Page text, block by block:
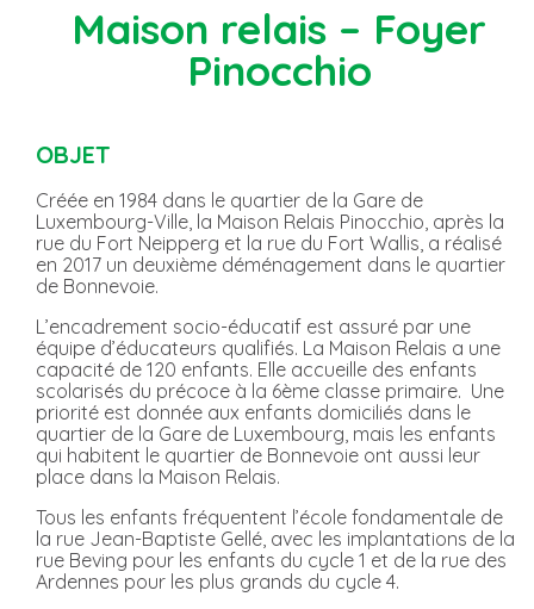
Maison relais – Foyer
Pinocchio
OBJET
Créée en 1984 dans le quartier de la Gare de
Luxembourg-Ville, la Maison Relais Pinocchio, après la
rue du Fort Neipperg et la rue du Fort Wallis, a réalisé
en 2017 un deuxième déménagement dans le quartier
de Bonnevoie.
L’encadrement socio-éducatif est assuré par une
équipe d’éducateurs qualifiés. La Maison Relais a une
capacité de 120 enfants. Elle accueille des enfants
scolarisés du précoce à la 6ème classe primaire. Une
priorité est donnée aux enfants domiciliés dans le
quartier de la Gare de Luxembourg, mais les enfants
qui habitent le quartier de Bonnevoie ont aussi leur
place dans la Maison Relais.
Tous les enfants fréquentent l’école fondamentale de
la rue Jean-Baptiste Gellé, avec les implantations de la
rue Beving pour les enfants du cycle 1 et de la rue des
Ardennes pour les plus grands du cycle 4.